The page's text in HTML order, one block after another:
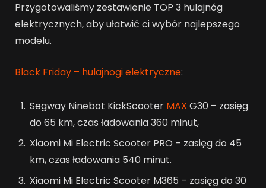
Przygotowaliśmy zestawienie TOP 3 hulajnóg
elektrycznych, aby ułatwić ci wybór najlepszego
modelu.
Black Friday – hulajnogi elektryczne:
Segway Ninebot KickScooter MAX G30 – zasięg
do 65 km, czas ładowania 360 minut,
Xiaomi Mi Electric Scooter PRO – zasięg do 45
km, czas ładowania 540 minut.
Xiaomi Mi Electric Scooter M365 – zasięg do 30